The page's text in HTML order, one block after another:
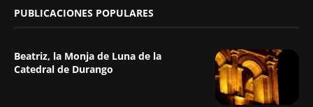
PUBLICACIONES POPULARES
Beatriz, la Monja de Luna de la
Catedral de Durango